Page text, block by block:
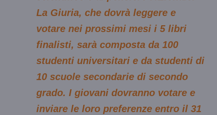
La Giuria, che dovrà leggere e
votare nei prossimi mesi i 5 libri
finalisti, sarà composta da 100
studenti universitari e da studenti di
10 scuole secondarie di secondo
grado. I giovani dovranno votare e
inviare le loro preferenze entro il 31